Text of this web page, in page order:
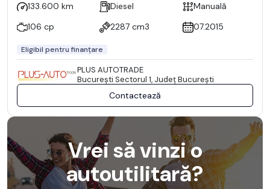
133.600 km Diesel
Manuală
106 cp
2287 cm3 07.2015
Eligibil pentru finanțare
PLUS AUTOTRADE
Bucureşti Sectorul 1, Județ București
Contactează
Vrei să vinzi o
autoutilitară?